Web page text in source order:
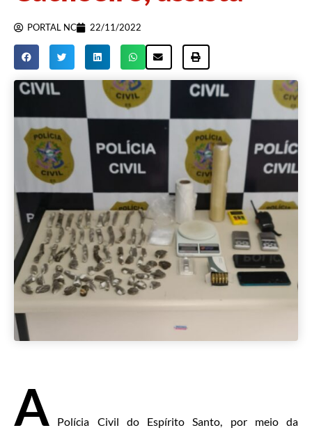
PORTAL NC 22/11/2022
A Polícia Civil do Espírito Santo, por meio da